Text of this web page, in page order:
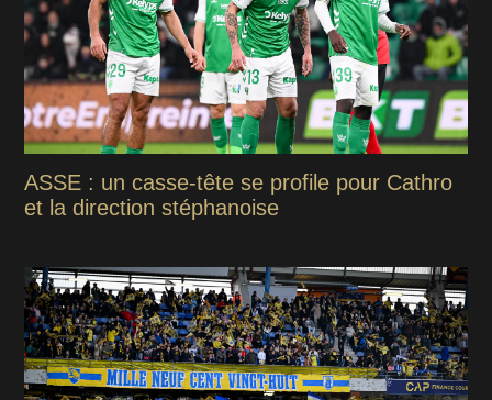
ASSE : un casse-tête se profile pour Cathro
et la direction stéphanoise